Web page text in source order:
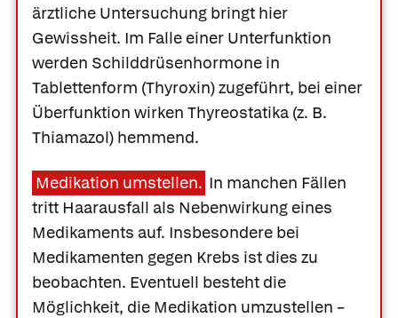
ärztliche Untersuchung bringt hier
Gewissheit. Im Falle einer Unterfunktion
werden Schilddrüsenhormone in
Tablettenform (Thyroxin) zugeführt, bei einer
Überfunktion wirken Thyreostatika (z. B.
Thiamazol) hemmend.
Medikation umstellen. In manchen Fällen
tritt Haarausfall als Nebenwirkung eines
Medikaments auf. Insbesondere bei
Medikamenten gegen Krebs ist dies zu
beobachten. Eventuell besteht die
Möglichkeit, die Medikation umzustellen –